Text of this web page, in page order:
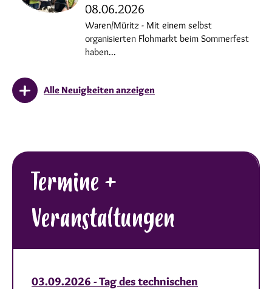
08.06.2026
Waren/Müritz - Mit einem selbst
organisierten Flohmarkt beim Sommerfest
haben...
Alle Neuigkeiten anzeigen
Termine +
Veranstaltungen
03.09.2026 - Tag des technischen